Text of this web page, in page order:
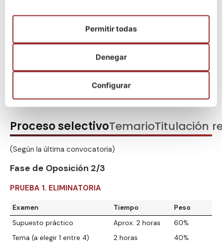
Proceso selectivoTemarioTitulación
(Según la última convocatoria)
Fase de Oposición 2/3
PRUEBA 1. ELIMINATORIA
Examen Tiempo
Peso
Supuesto práctico
Aprox. 2 horas
60%
Tema (a elegir 1 entre 4)
2 horas 40%
Configurar
Denegar
Permitir todas